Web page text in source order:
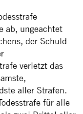
ab, ungeachtet
der Schuld
verletzt das
aller Strafen.
für alle